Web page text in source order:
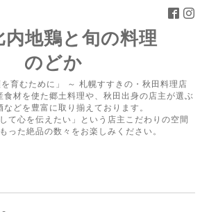
内地鶏と旬の料理
のどか
を育むために」 ～ 札幌すすきの・秋田料理店
食材を使た郷土料理や、秋田出身の店主が選ぶ
などを豊富に取り揃えております。
て心を伝えたい」という店主こだわりの空間
った絶品の数々をお楽しみください。